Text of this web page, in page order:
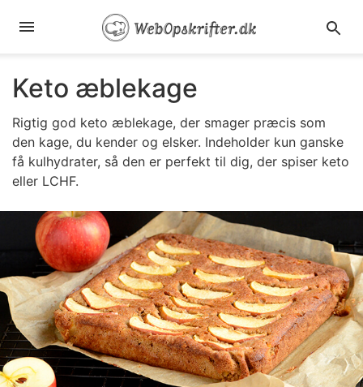
Keto æblekage
Rigtig god keto æblekage, der smager præcis som
den kage, du kender og elsker. Indeholder kun ganske
få kulhydrater, så den er perfekt til dig, der spiser keto
eller LCHF.